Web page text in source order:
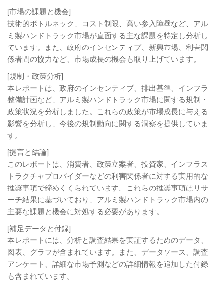
[市場の課題と機会]
技術的ボトルネック、コスト制限、高い参入障壁など、アル
ミ製ハンドトラック市場が直面する主な課題を特定し分析し
ています。また、政府のインセンティブ、新興市場、利害関
係者間の協力など、市場成長の機会も取り上げています。
[規制・政策分析]
本レポートは、政府のインセンティブ、排出基準、インフラ
整備計画など、アルミ製ハンドトラック市場に関する規制・
政策状況を分析しました。これらの政策が市場成長に与える
影響を分析し、今後の規制動向に関する洞察を提供していま
す。
[提言と結論]
このレポートは、消費者、政策立案者、投資家、インフラス
トラクチャプロバイダーなどの利害関係者に対する実用的な
推奨事項で締めくくられています。これらの推奨事項はリサ
ーチ結果に基づいており、アルミ製ハンドトラック市場内の
主要な課題と機会に対処する必要があります。
[補足データと付録]
本レポートには、分析と調査結果を実証するためのデータ、
図表、グラフが含まれています。また、データソース、調査
アンケート、詳細な市場予測などの詳細情報を追加した付録
も含まれています。